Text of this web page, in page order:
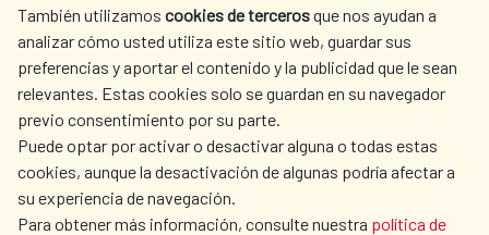
También utilizamos cookies de tercerosque nos ayudan a
analizar cómo usted utiliza este sitio web, guardar sus
preferencias y aportar el contenido y la publicidad que le sean
relevantes. Estas cookies solo se guardan en su navegador
previo consentimiento por su parte.
Puede optar por activar o desactivar alguna o todas estas
cookies, aunque la desactivación de algunas podría afectar a
su experiencia de navegación.
Para obtener más información, consulte nuestra política de
CULTURE AND SCIENCE LIBRARY
OUR SOCIAL MEDIA